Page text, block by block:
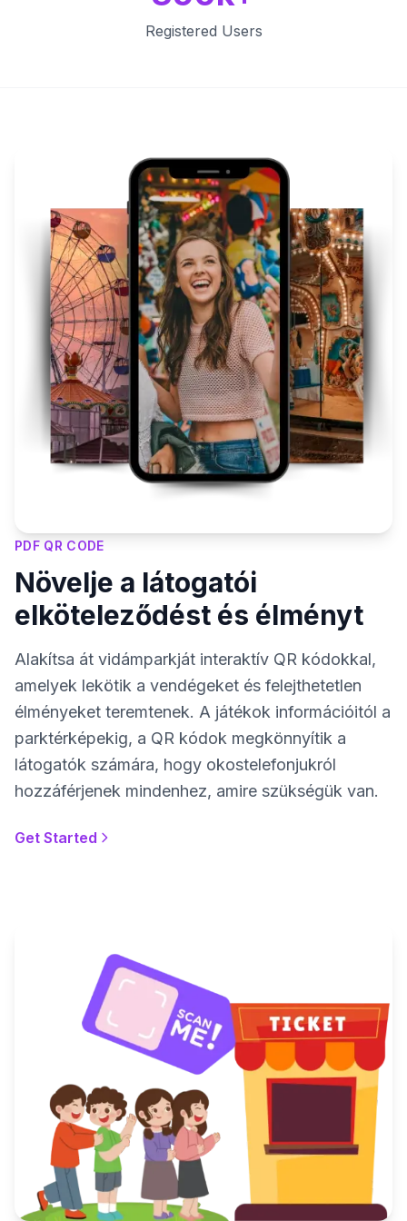
Registered Users
PDF QR CODE
Növelje a látogatói
elköteleződést és élményt
Alakítsa át vidámparkját interaktív QR kódokkal,
amelyek lekötik a vendégeket és felejthetetlen
élményeket teremtenek. A játékok információitól a
parktérképekig, a QR kódok megkönnyítik a
látogatók számára, hogy okostelefonjukról
hozzáférjenek mindenhez, amire szükségük van.
Get Started